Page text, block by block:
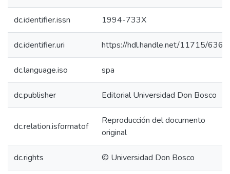
dc.identifier.issn 1994-733X
dc.identifier.uri https://hdl.handle.net/11715/636
dc.language.iso spa
dc.publisher Editorial Universidad Don Bosco
dc.relation.isformatof
Reproducción del documento
original
dc.rights © Universidad Don Bosco